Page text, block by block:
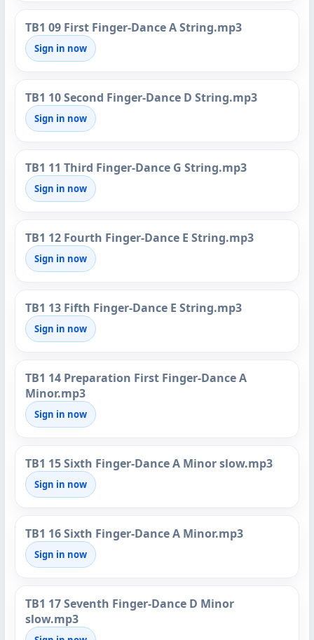
TB1 09 First Finger-Dance A String.mp3
Sign in now
TB1 10 Second Finger-Dance D String.mp3
Sign in now
TB1 11 Third Finger-Dance G String.mp3
Sign in now
TB1 12 Fourth Finger-Dance E String.mp3
Sign in now
TB1 13 Fifth Finger-Dance E String.mp3
Sign in now
TB1 14 Preparation First Finger-Dance A
Minor.mp3
Sign in now
TB1 15 Sixth Finger-Dance A Minor slow.mp3
Sign in now
TB1 16 Sixth Finger-Dance A Minor.mp3
Sign in now
TB1 17 Seventh Finger-Dance D Minor
slow.mp3